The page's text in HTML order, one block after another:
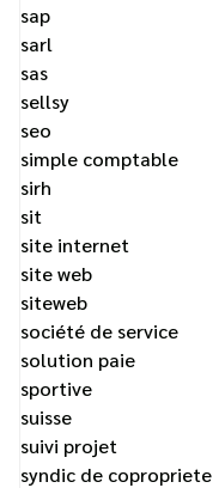
sap
sarl
sas
sellsy
seo
simple comptable
sirh
sit
site internet
site web
siteweb
société de service
solution paie
sportive
suisse
suivi projet
syndic de copropriete